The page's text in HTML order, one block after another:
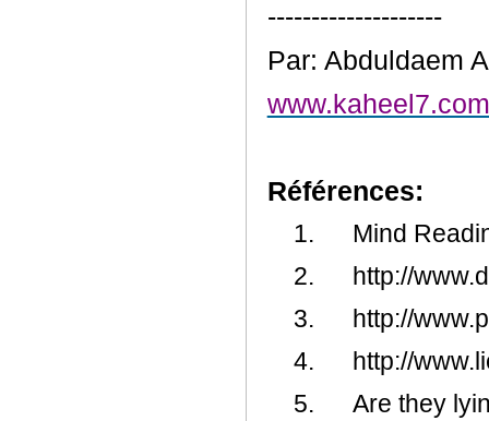
--------------------
Par: Abduldaem
Références:
1.
Mind
2.
http://
3.
http://
4.
http://
5.
Are they